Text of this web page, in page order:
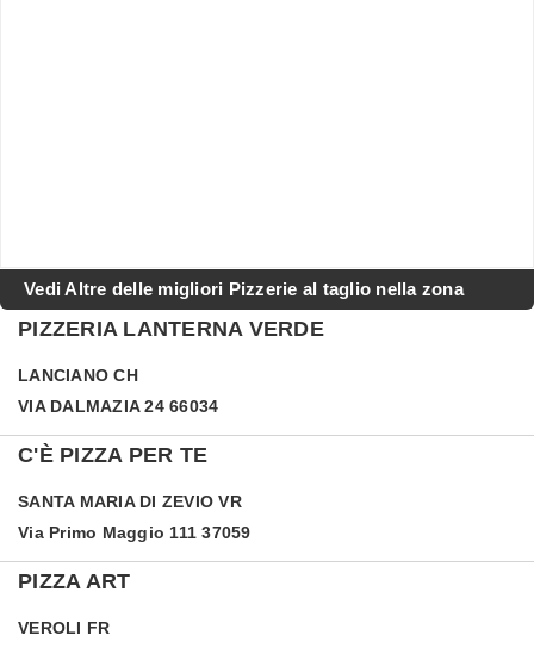
Vedi Altre delle migliori Pizzerie al taglio nella zona
PIZZERIA LANTERNA VERDE
LANCIANO CH
VIA DALMAZIA 24 66034
C'È PIZZA PER TE
SANTA MARIA DI ZEVIO VR
Via Primo Maggio 111 37059
PIZZA ART
VEROLI FR